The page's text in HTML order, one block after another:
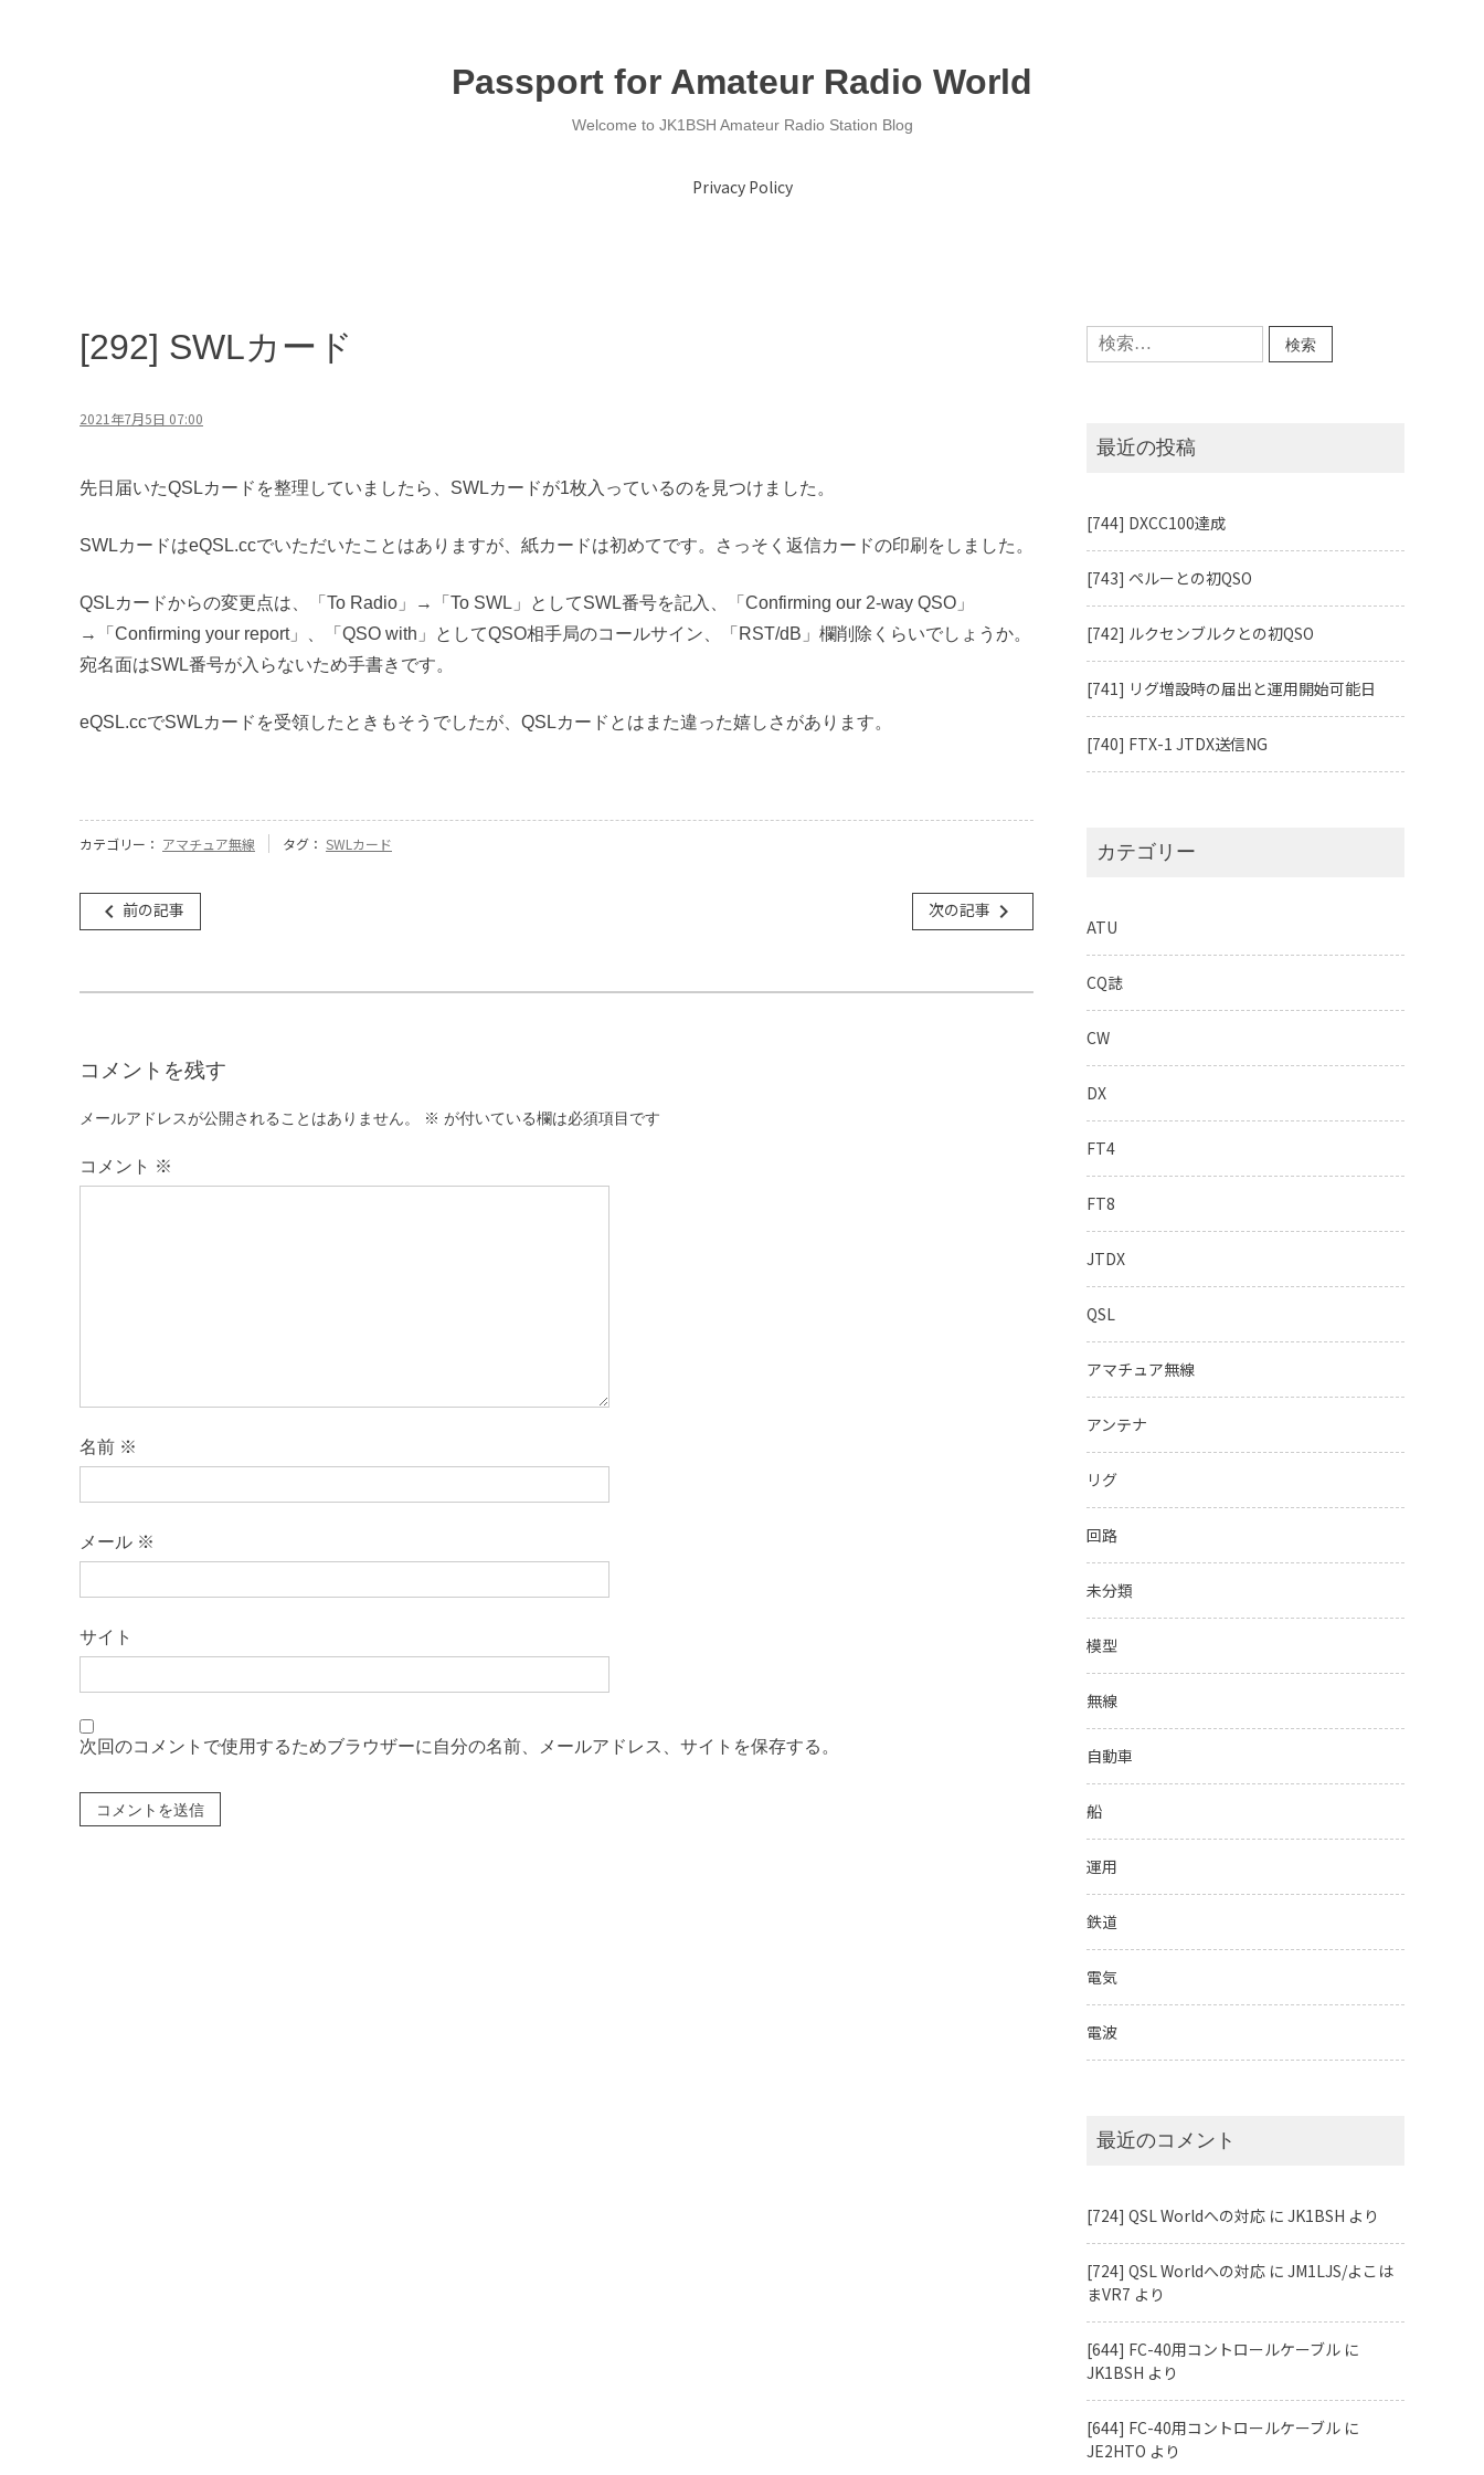
Passport for Amateur Radio World
Welcome to JK1BSH Amateur Radio Station Blog
Privacy Policy
[292] SWLカード
2021年7月5日 07:00
先日届いたQSLカードを整理していましたら、SWLカードが1枚入っているのを見つけました。
SWLカードはeQSL.ccでいただいたことはありますが、紙カードは初めてです。さっそく返信カードの印刷をしました。
QSLカードからの変更点は、「To Radio」→「To SWL」としてSWL番号を記入、「Confirming our 2-way QSO」
→「Confirming your report」、「QSO with」としてQSO相手局のコールサイン、「RST/dB」欄削除くらいでしょうか。
宛名面はSWL番号が入らないため手書きです。
eQSL.ccでSWLカードを受領したときもそうでしたが、QSLカードとはまた違った嬉しさがあります。
カテゴリー： アマチュア無線 タグ： SWLカード
稿
ー
シ
ン
navigate_before 前の記事 次の記事 navigate_next
コメントを残す
メールアドレスが公開されることはありません。 ※ が付いている欄は必須項目です
コメント ※
名前 ※
メール ※
サイト
次回のコメントで使用するためブラウザーに自分の名前、メールアドレス、サイトを保存する。
検
索:
最近の投稿
[744] DXCC100達成
[743] ペルーとの初QSO
[742] ルクセンブルクとの初QSO
[741] リグ増設時の届出と運用開始可能日
[740] FTX-1 JTDX送信NG
カテゴリー
ATU
CQ誌
CW
DX
FT4
FT8
JTDX
QSL
アマチュア無線
アンテナ
リグ
回路
未分類
模型
無線
自動車
船
運用
鉄道
電気
電波
最近のコメント
[724] QSL Worldへの対応 に JK1BSH より
[724] QSL Worldへの対応 に JM1LJS/よこは
まVR7 より
[644] FC-40用コントロールケーブル に
JK1BSH より
[644] FC-40用コントロールケーブル に
JE2HTO より